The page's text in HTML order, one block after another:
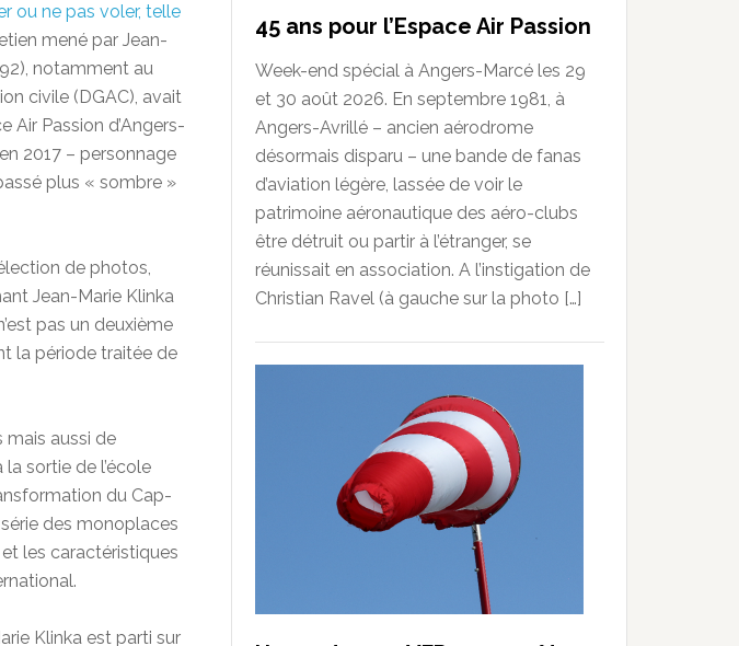
ou ne pas voler, telle
mené par Jean-
notamment au
civile (DGAC), avait
Air Passion d’Angers-
2017 – personnage
plus « sombre »
de photos,
Jean-Marie Klinka
pas un deuxième
la période traitée de
mais aussi de
la sortie de l’école
du Cap-
des monoplaces
les caractéristiques
Klinka est parti sur
45 ans pour l’Espace Air Passion
Week-end spécial à Angers-Marcé les 29
et 30 août 2026. En septembre 1981, à
Angers-Avrillé – ancien aérodrome
désormais disparu – une bande de fanas
d’aviation légère, lassée de voir le
patrimoine aéronautique des aéro-clubs
être détruit ou partir à l’étranger, se
réunissait en association. A l’instigation de
Christian Ravel (à gauche sur la photo […]